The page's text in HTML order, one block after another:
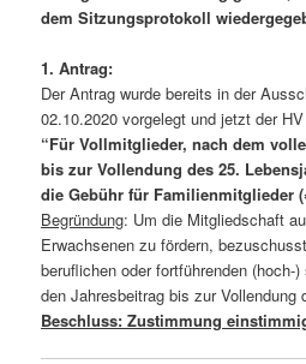
dem Sitzungsprotokoll
1. Antrag:
Der Antrag wurde bereits in der
02.10.2020 vorgelegt und jetzt der
“Für Vollmitglieder, nach dem
bis zur Vollendung des 25.
die Gebühr für Familienmitglieder
Begründung: Um die Mitgliedschaft
Erwachsenen zu fördern,
beruflichen oder fortführenden (hoch-
den Jahresbeitrag bis zur Vollendung
Beschluss: Zustimmung